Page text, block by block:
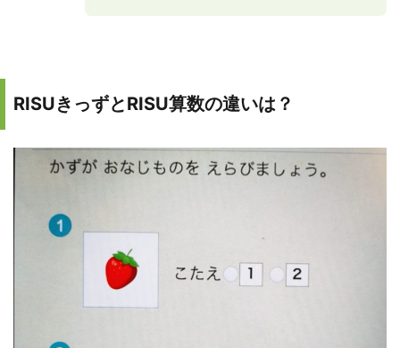
RISUきっずとRISU算数の違いは？